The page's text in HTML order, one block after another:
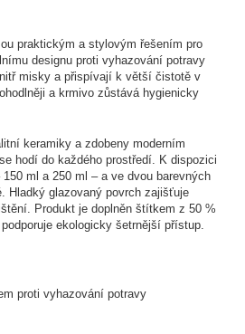
praktickým a stylovým řešením pro
designu proti vyhazování potravy
misky a přispívají k větší čistotě v
a krmivo zůstává hygienicky
keramiky a zdobeny moderním
hodí do každého prostředí. K dispozici
ml a 250 ml – a ve dvou barevných
Hladký glazovaný povrch zajišťuje
Produkt je doplněn štítkem z 50 %
ekologicky šetrnější přístup.
proti vyhazování potravy